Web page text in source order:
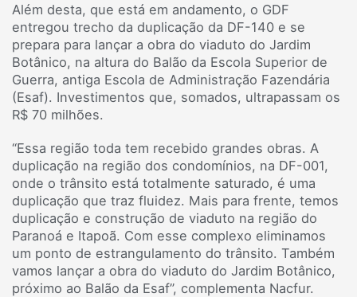
Além desta, que está em andamento, o GDF
entregou trecho da duplicação da DF-140 e se
prepara para lançar a obra do viaduto do Jardim
Botânico, na altura do Balão da Escola Superior de
Guerra, antiga Escola de Administração Fazendária
(Esaf). Investimentos que, somados, ultrapassam os
R$ 70 milhões.
“Essa região toda tem recebido grandes obras. A
duplicação na região dos condomínios, na DF-001,
onde o trânsito está totalmente saturado, é uma
duplicação que traz fluidez. Mais para frente, temos
duplicação e construção de viaduto na região do
Paranoá e Itapoã. Com esse complexo eliminamos
um ponto de estrangulamento do trânsito. Também
vamos lançar a obra do viaduto do Jardim Botânico,
próximo ao Balão da Esaf”, complementa Nacfur.